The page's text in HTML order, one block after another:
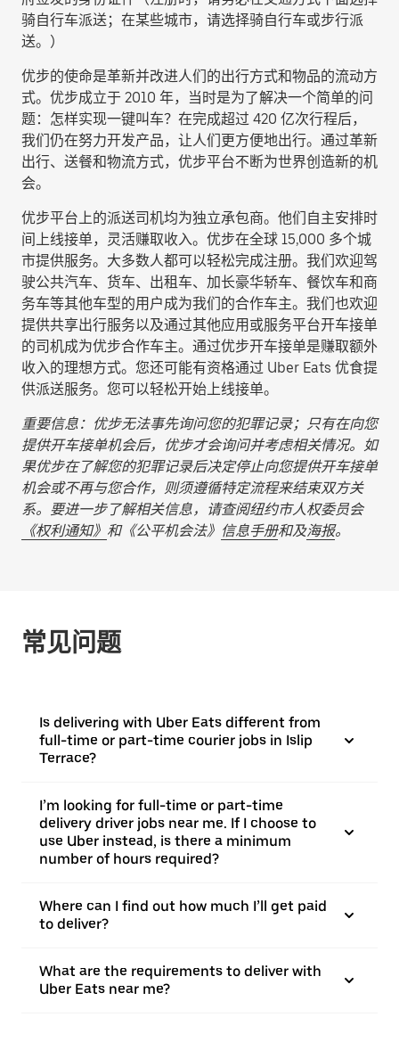
骑自行车派送；在某些城市，请选择骑自行车或步行派
送。）
优步的使命是革新并改进人们的出行方式和物品的流动方
式。优步成立于 2010 年，当时是为了解决一个简单的问
题：怎样实现一键叫车？在完成超过 420 亿次行程后，
我们仍在努力开发产品，让人们更方便地出行。通过革新
出行、送餐和物流方式，优步平台不断为世界创造新的机
会。
优步平台上的派送司机均为独立承包商。他们自主安排时
间上线接单，灵活赚取收入。优步在全球 15,000 多个城
市提供服务。大多数人都可以轻松完成注册。我们欢迎驾
驶公共汽车、货车、出租车、加长豪华轿车、餐饮车和商
务车等其他车型的用户成为我们的合作车主。我们也欢迎
提供共享出行服务以及通过其他应用或服务平台开车接单
的司机成为优步合作车主。通过优步开车接单是赚取额外
收入的理想方式。您还可能有资格通过 Uber Eats 优食提
供派送服务。您可以轻松开始上线接单。
重要信息：优步无法事先询问您的犯罪记录；只有在向您
提供开车接单机会后，优步才会询问并考虑相关情况。如
果优步在了解您的犯罪记录后决定停止向您提供开车接单
机会或不再与您合作，则须遵循特定流程来结束双方关
系。要进一步了解相关信息，请查阅纽约市人权委员会
《权利通知》 和《公平机会法》 信息手册和及海报。
常见问题
Is delivering with Uber Eats different from
full-time or part-time courier jobs in Islip
Terrace?
I’m looking for full-time or part-time
delivery driver jobs near me. If I choose to
use Uber instead, is there a minimum
number of hours required?
Where can I find out how much I’ll get paid
to deliver?
What are the requirements to deliver with
Uber Eats near me?